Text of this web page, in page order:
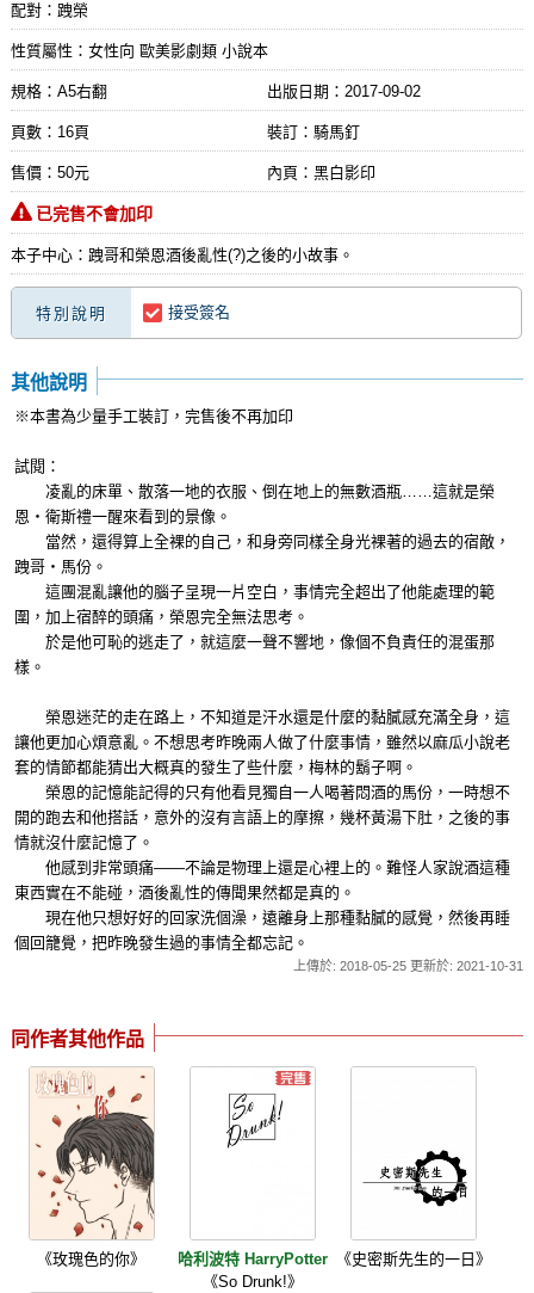
配對：跩榮
性質屬性：女性向 歐美影劇類 小說本
規格：A5右翻 出版日期： 2017-09-02
頁數：16頁 裝訂：騎馬釘
售價：50元 內頁：黑白影印
已完售不會加印
本子中心：跩哥和榮恩酒後亂性(?)之後的小故事。
特別說明 接受簽名
其他說明
※本書為少量手工裝訂，完售後不再加印
試閱：
凌亂的床單、散落一地的衣服、倒在地上的無數酒瓶……這就是榮
恩‧衛斯禮一醒來看到的景像。
當然，還得算上全裸的自己，和身旁同樣全身光裸著的過去的宿敵，
跩哥‧馬份。
這團混亂讓他的腦子呈現一片空白，事情完全超出了他能處理的範
圍，加上宿醉的頭痛，榮恩完全無法思考。
於是他可恥的逃走了，就這麼一聲不響地，像個不負責任的混蛋那
樣。
榮恩迷茫的走在路上，不知道是汗水還是什麼的黏膩感充滿全身，這
讓他更加心煩意亂。不想思考昨晚兩人做了什麼事情，雖然以麻瓜小說老
套的情節都能猜出大概真的發生了些什麼，梅林的鬍子啊。
榮恩的記憶能記得的只有他看見獨自一人喝著悶酒的馬份，一時想不
開的跑去和他搭話，意外的沒有言語上的摩擦，幾杯黃湯下肚，之後的事
情就沒什麼記憶了。
他感到非常頭痛——不論是物理上還是心裡上的。難怪人家說酒這種
東西實在不能碰，酒後亂性的傳聞果然都是真的。
現在他只想好好的回家洗個澡，遠離身上那種黏膩的感覺，然後再睡
個回籠覺，把昨晚發生過的事情全都忘記。
上傳於: 2018-05-25 更新於: 2021-10-31
同作者其他作品
《玫瑰色的你》
哈利波特 HarryPotter
《So Drunk!》
《史密斯先生的一日》